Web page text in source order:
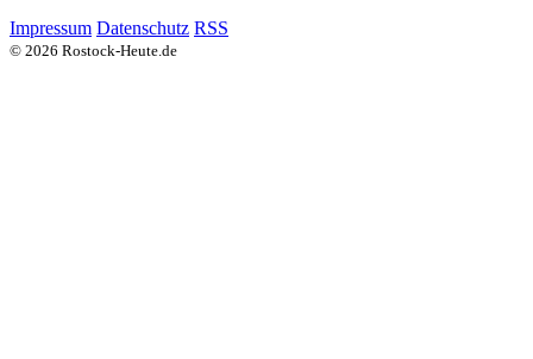
Impressum Datenschutz RSS
© 2026 Rostock-Heute.de